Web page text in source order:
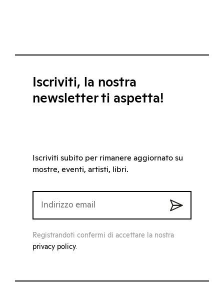
Iscriviti, la nostra
newsletter ti aspetta!
Iscriviti subito per rimanere aggiornato su
mostre, eventi, artisti, libri.
Registrandoti confermi di accettare la nostra
privacy policy.